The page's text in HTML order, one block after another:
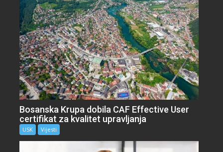
Bosanska Krupa dobila CAF Effective User
certifikat za kvalitet upravljanja
USK Vijesti